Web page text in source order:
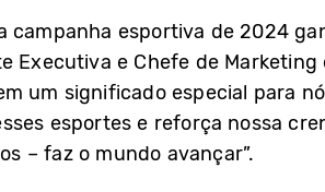
campanha esportiva de 2024
Executiva e Chefe de
um significado especial para
esportes e reforça nossa
– faz o mundo avançar”.